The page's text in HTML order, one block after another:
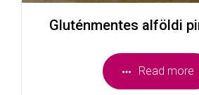
Gluténmentes alföldi
Read more